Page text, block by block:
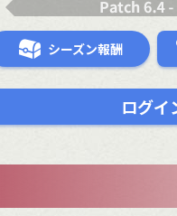
シーズン報酬
ログイ